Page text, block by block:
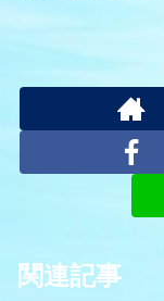
関連記事